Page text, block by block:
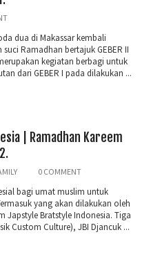
dua di Makassar kembali
Ramadhan bertajuk GEBER II
kegiatan berbagi untuk
dari GEBER I pada dilakukan ...
| Ramadhan Kareem
0 COMMENT
bagi umat muslim untuk
yang akan dilakukan oleh
Japstyle Bratstyle Indonesia. Tiga
Custom Culture), JBI Djancuk ...